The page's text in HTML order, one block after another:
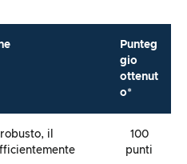
Punteg
gio
ottenut
o*
il
100
punti